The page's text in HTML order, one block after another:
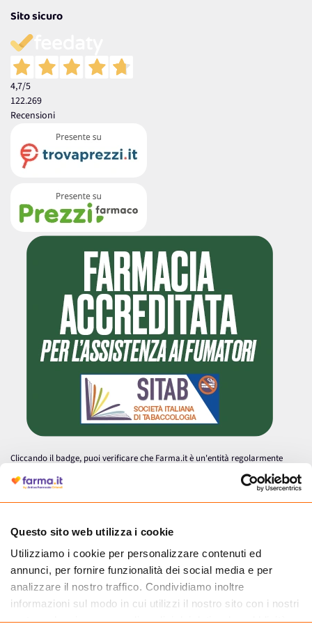
Questo sito web utilizza i cookie
Utilizziamo i cookie per personalizzare contenuti ed
annunci, per fornire funzionalità dei social media e per
analizzare il nostro traffico. Condividiamo inoltre
informazioni sul modo in cui utilizzi il nostro sito con i nostri
partner che si occupano di analisi dei dati web, pubblicità e
Sito sicuro
4,7/5
122.269
Recensioni
Cliccando il badge, puoi verificare che Farma.it è un'entità regolarmente
autorizzata dal Ministero della Salute a effettuare la vendita online di
medicinali.